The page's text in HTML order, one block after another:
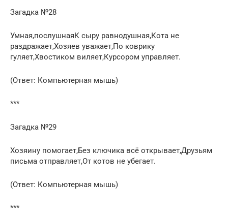
Загадка №28
Умная,послушнаяК сыру равнодушная,Кота не
раздражает,Хозяев уважает,По коврику
гуляет,Хвостиком виляет,Курсором управляет.
(Ответ: Компьютерная мышь)
***
Загадка №29
Хозяину помогает,Без ключика всё открывает,Друзьям
письма отправляет,От котов не убегает.
(Ответ: Компьютерная мышь)
***